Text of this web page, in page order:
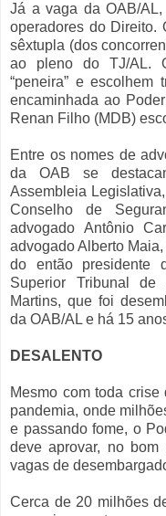
Já a vaga da OAB/
operadores do Direito.
sêxtupla (dos
ao pleno do TJ/AL.
“peneira” e escolhem
encaminhada ao
Renan Filho (MDB)
Entre os nomes de
da OAB se
Assembleia
Conselho de
advogado Antônio
advogado Alberto
do então presidente
Superior Tribunal de
Martins, que foi
da OAB/AL e há 15
DESALENTO
Mesmo com toda
pandemia, onde
e passando fome, o
deve aprovar, no
vagas de
Cerca de 20 milhões